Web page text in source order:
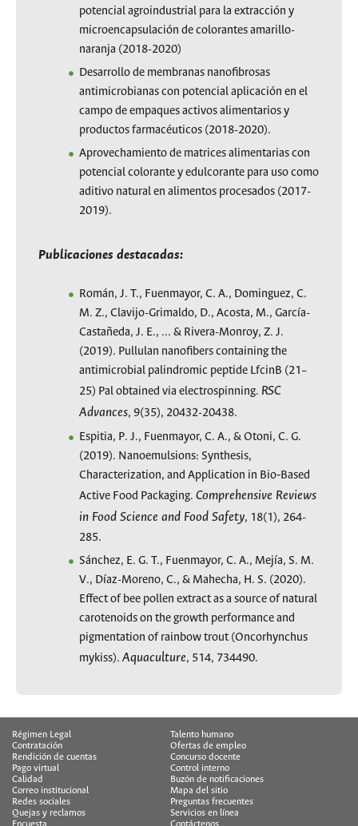
potencial agroindustrial para la extracción y
microencapsulación de colorantes amarillo-
naranja (2018-2020)
Desarrollo de membranas nanofibrosas
antimicrobianas con potencial aplicación en el
campo de empaques activos alimentarios y
productos farmacéuticos (2018-2020).
Aprovechamiento de matrices alimentarias con
potencial colorante y edulcorante para uso como
aditivo natural en alimentos procesados (2017-
2019).
Publicaciones destacadas:
Román, J. T., Fuenmayor, C. A., Dominguez, C.
M. Z., Clavijo-Grimaldo, D., Acosta, M., García-
Castañeda, J. E., ... & Rivera-Monroy, Z. J.
(2019). Pullulan nanofibers containing the
antimicrobial palindromic peptide LfcinB (21–
25) Pal obtained via electrospinning. RSC
Advances, 9(35), 20432-20438.
Espitia, P. J., Fuenmayor, C. A., & Otoni, C. G.
(2019). Nanoemulsions: Synthesis,
Characterization, and Application in Bio‐Based
Active Food Packaging.Comprehensive Reviews
in Food Science and Food Safety, 18(1), 264-
285.
Sánchez, E. G. T., Fuenmayor, C. A., Mejía, S. M.
V., Díaz-Moreno, C., & Mahecha, H. S. (2020).
Effect of bee pollen extract as a source of natural
carotenoids on the growth performance and
pigmentation of rainbow trout (Oncorhynchus
mykiss).Aquaculture, 514, 734490.
Régimen Legal
Talento humano
Contratación
Ofertas de empleo
Rendición de cuentas
Concurso docente
Pago virtual
Control interno
Calidad
Buzón de notificaciones
Correo institucional
Mapa del sitio
Redes sociales
Preguntas frecuentes
Quejas y reclamos
Servicios en línea